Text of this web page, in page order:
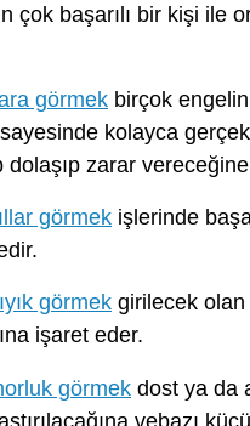
çok başarılı bir kişi ile
görmek birçok
kolayca
dolaşıp zarar
görmek işlerinde
görmek girilecek olan
işaret eder.
görmek dost ya da
vebazı